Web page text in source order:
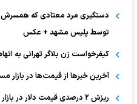
دستگیری مرد معتادی که همسرش
توسط پلیس مشهد + عکس
کیفرخواست زن بلاگر تهرانی به
آخرین خبر‌ها از قیمت‌ها در بازار
ریزش ۲ درصدی قیمت دلار در بازار آزاد مشهد+ علت